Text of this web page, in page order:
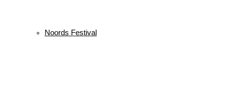
Noords Festival